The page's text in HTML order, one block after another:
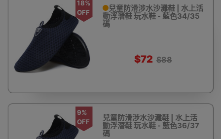
18%
OFF
兒童防滑涉水沙灘鞋 | 水上活
動浮潛鞋 玩水鞋 - 藍色34/35
碼
$72 $88
9%
OFF
兒童防滑涉水沙灘鞋 | 水上活
動浮潛鞋 玩水鞋 - 藍色36/37
碼